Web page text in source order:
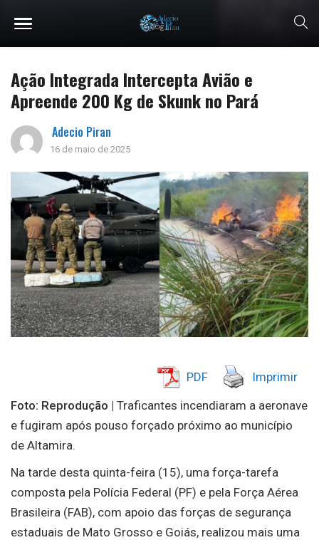
Ação Integrada Intercepta Avião e
Apreende 200 Kg de Skunk no Pará
Adecio Piran
16 de maio de 2025
PDF Imprimir
Foto: Reprodução | Traficantes incendiaram a aeronave
e fugiram após pouso forçado próximo ao município
de Altamira.
Na tarde desta quinta-feira (15), uma força-tarefa
composta pela Polícia Federal (PF) e pela Força Aérea
Brasileira (FAB), com apoio das forças de segurança
estaduais de Mato Grosso e Goiás, realizou mais uma